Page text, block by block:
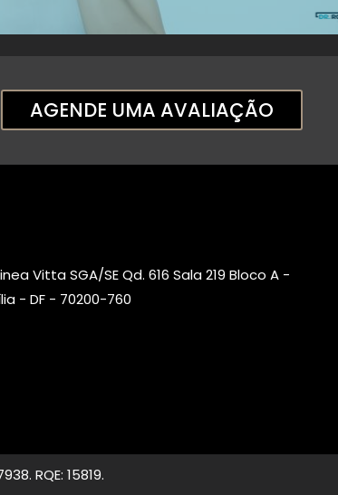
AGENDE UMA AVALIAÇÃO
Vitta SGA/SE Qd. 616 Sala 219 Bloco A -
- DF - 70200-760
RQE: 15819.